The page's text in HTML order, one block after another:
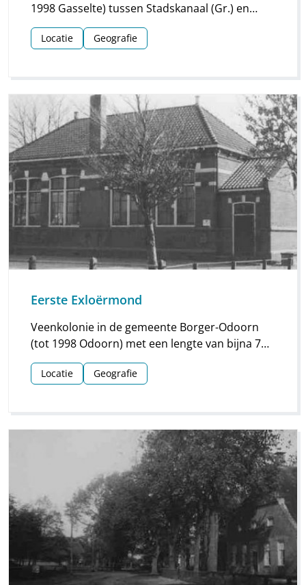
1998 Gasselte) tussen Stadskanaal (Gr.) en
Gasselternijeveenschemond, gedomineerd
door een fabriekscomplex op de
Locatie Geografie
Eerste Exloërmond
Veenkolonie in de gemeente Borger-Odoorn
(tot 1998 Odoorn) met een lengte van bijna 7
km aan de gelijknamige weg (zuidwest-
noordoost) tussen Exloo en Stadskanaal /
Locatie Geografie